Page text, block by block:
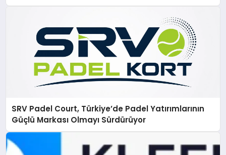
SRV Padel Court, Türkiye’de Padel Yatırımlarının
Güçlü Markası Olmayı Sürdürüyor